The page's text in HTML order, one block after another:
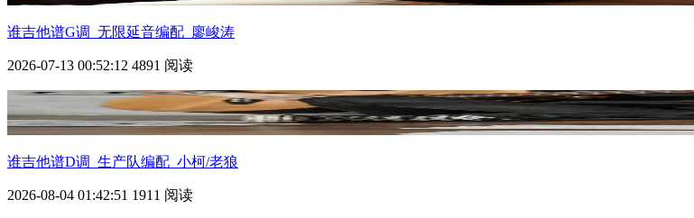
谁吉他谱G调_无限延音编配_廖峻涛
2026-07-13 00:52:12 4891 阅读
谁吉他谱D调_生产队编配_小柯/老狼
2026-08-04 01:42:51 1911 阅读